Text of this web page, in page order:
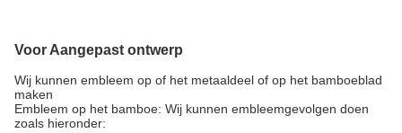
Voor Aangepast ontwerp
Wij kunnen embleem op of het metaaldeel of op het bamboeblad
maken
Embleem op het bamboe: Wij kunnen embleemgevolgen doen
zoals hieronder: